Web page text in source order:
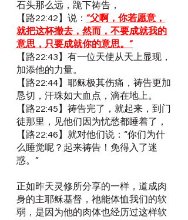
石头那么远，跪下祷告，
【路22:42】说： “父啊，你若愿意，
就把这杯撤去，然而，不要成就我的
意思，只要成就你的意思。”
【路22:43】有一位天使从天上显现，
加添他的力量。
【路22:44】耶稣极其伤痛，祷告更加
恳切，汗珠如大血点，滴在地上。
【路22:45】祷告完了，就起来，到门
徒那里，见他们因为忧愁都睡着了，
【路22:46】就对他们说：“你们为什
么睡觉呢？起来祷告！免得入了迷
惑。”
正如昨天灵修所分享的一样，道成肉
身的主耶稣基督，祂能体恤我们的软
弱，是因为他的肉体也经历过这样软